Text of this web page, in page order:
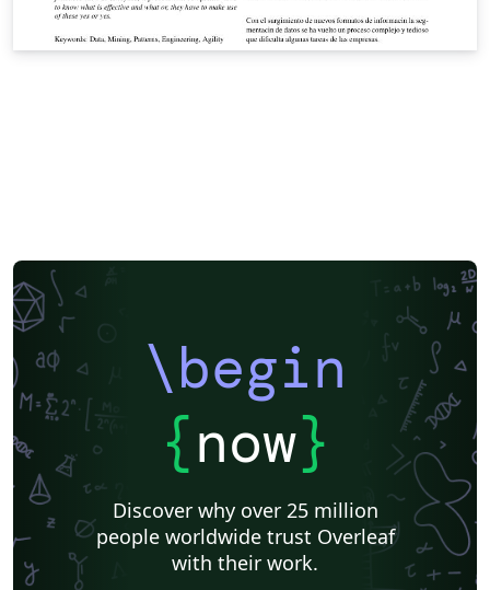
\begin
{now}
Discover why over 25 million
people worldwide trust Overleaf
with their work.